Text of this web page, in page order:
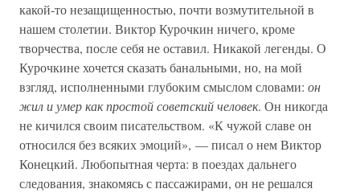
какой-то незащищенностью, почти возмутительной в
нашем столетии. Виктор Курочкин ничего, кроме
творчества, после себя не оставил. Никакой легенды. О
Курочкине хочется сказать банальными, но, на мой
взгляд, исполненными глубоким смыслом словами: он
жил и умер как простой советский человек. Он никогда
не кичился своим писательством. «К чужой славе он
относился без всяких эмоций», — писал о нем Виктор
Конецкий. Любопытная черта: в поездах дальнего
следования, знакомясь с пассажирами, он не решался